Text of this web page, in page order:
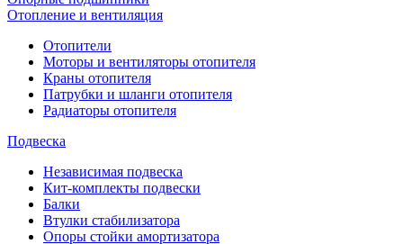
Отопление и вентиляция
Отопители
Моторы и вентиляторы отопителя
Краны отопителя
Патрубки и шланги отопителя
Радиаторы отопителя
Подвеска
Независимая подвеска
Кит-комплекты подвески
Балки
Втулки стабилизатора
Опоры стойки амортизатора